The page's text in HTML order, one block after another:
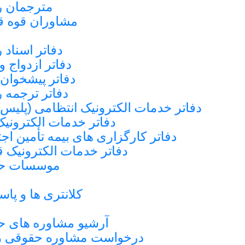
مشاوران قوه
دفاتر
دفاتر ازدواج
دفاتر
دفاتر
دفاتر خدمات الکترونیک انتظامی (پلیس +
دفاتر خدمات
دفاتر کارگزاری های بیمه تأمین
دفاتر خدمات الکترونیک
موسسات
کلانتری ها و
آرشیو مشاوره های
درخواست مشاوره حقوقی